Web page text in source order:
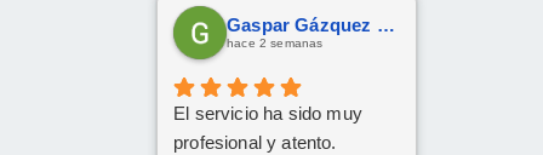
Ahora a esperar la entrega
que esperamos sea lo más
Gaspar Gázquez Galera
hace 2 semanas
El servicio ha sido muy
profesional y atento.